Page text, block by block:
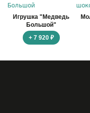
Игрушка "Медведь
Большой"
+ 7 920 ₽